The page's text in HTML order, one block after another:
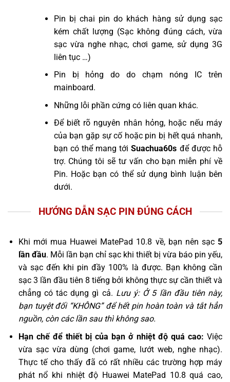
Pin bị chai pin do khách hàng sử dụng sạc
kém chất lượng (Sạc không đúng cách, vừa
sạc vừa nghe nhạc, chơi game, sử dụng 3G
liên tục …)
Pin bị hỏng do do chạm nóng IC trên
mainboard.
Những lỗi phần cứng có liên quan khác.
Để biết rõ nguyên nhân hỏng, hoặc nếu máy
của bạn gặp sự cố hoặc pin bị hết quá nhanh,
bạn có thể mang tớiSuachua60s để được hỗ
trợ. Chúng tôi sẽ tư vấn cho bạn miễn phí về
Pin. Hoặc bạn có thể sử dụng bình luận bên
dưới.
HƯỚNG DẪN SẠC PIN ĐÚNG CÁCH
Khi mới mua Huawei MatePad 10.8 về, bạn nên sạc5
lần đầu. Mỗi lần bạn chỉ sạc khi thiết bị vừa báo pin yếu,
và sạc đến khi pin đầy 100% là được. Bạn không cần
sạc 3 lần đầu tiên 8 tiếng bởi không thực sự cần thiết và
chẳng có tác dụng gì cả. Lưu ý: Ở 5 lần đầu tiên này,
bạn tuyệt đối “KHÔNG” để hết pin hoàn toàn và tắt hẳn
nguồn, còn các lần sau thì không sao.
Hạn chế để thiết bị của bạn ở nhiệt độ quá cao: Việc
vừa sạc vừa dùng (chơi game, lướt web, nghe nhạc).
Thực tế cho thấy đã có rất nhiều các trường hợp máy
phát nổ khi nhiệt độ Huawei MatePad 10.8 quá cao,